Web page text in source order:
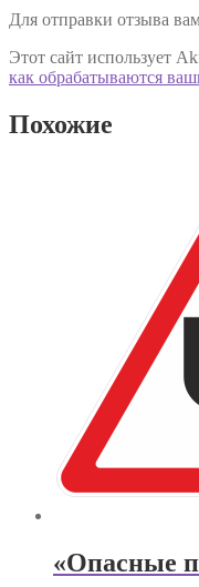
Для отправки отзыва
Этот сайт использует
как обрабатываются
Похожие
«Опасные